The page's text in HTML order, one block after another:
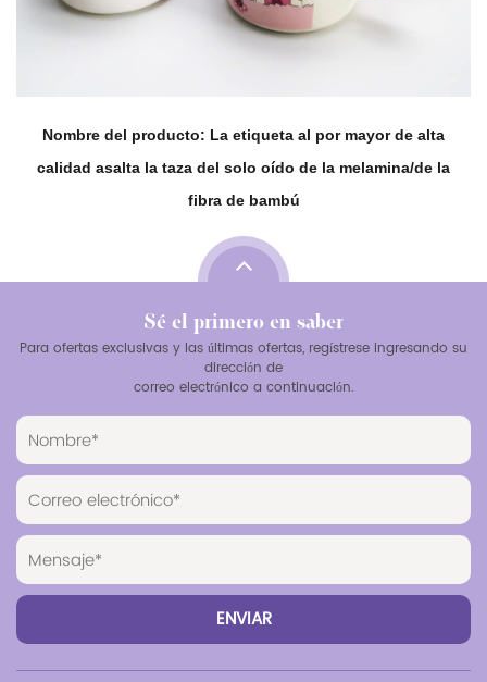
La etiqueta al por mayor de alta
la taza del solo oído de la melamina/de la
Nombre del
de agua
Sé el primero en saber
Para ofertas exclusivas y las últimas ofertas, regístrese ingresando su
dirección de
correo electrónico a continuación.